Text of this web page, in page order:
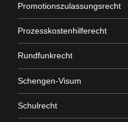
Promotionszulassungsrecht
Prozesskostenhilferecht
Rundfunkrecht
Schengen-Visum
Schulrecht